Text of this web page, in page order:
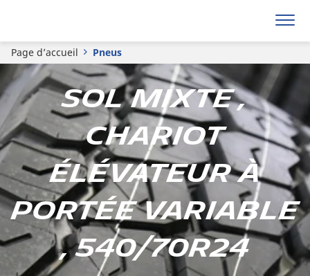
Page d’accueil Pneus
Sol mixte ,
Chariot
élévateur à
portée variable
, 540/70R24